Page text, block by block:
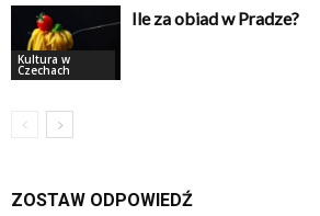
Kultura w
Czechach
Ile za obiad w Pradze?
ZOSTAW ODPOWIEDŹ